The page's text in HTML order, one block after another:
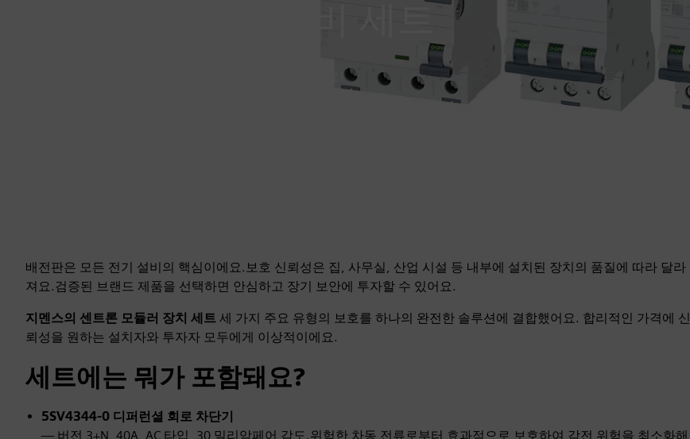
배전판은 모든 전기 설비의 핵심이에요.보호 신뢰성은 집, 사무실, 산업 시설 등 내부에 설치된 장치의 품질에 따라 달라
져요.검증된 브랜드 제품을 선택하면 안심하고 장기 보안에 투자할 수 있어요.
지멘스의 센트론 모듈러 장치 세트 세 가지 주요 유형의 보호를 하나의 완전한 솔루션에 결합했어요. 합리적인 가격에 신
뢰성을 원하는 설치자와 투자자 모두에게 이상적이에요.
세트에는 뭐가 포함돼요?
5SV4344-0 디퍼런셜 회로 차단기
— 버전 3+N, 40A, AC 타입, 30 밀리암페어 감도.위험한 차동 전류로부터 효과적으로 보호하여 감전 위험을 최소화해